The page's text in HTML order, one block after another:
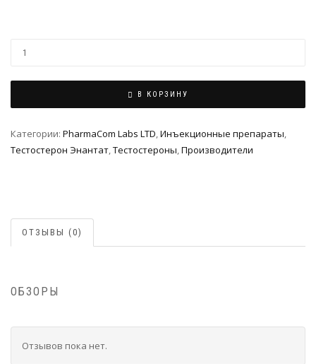
В КОРЗИНУ
Категории: PharmaCom Labs LTD,Инъeкциoнныe препараты,
Тестостерон Энантат,Тестостероны,Производители
ОТЗЫВЫ (0)
ОБЗОРЫ
Отзывов пока нет.